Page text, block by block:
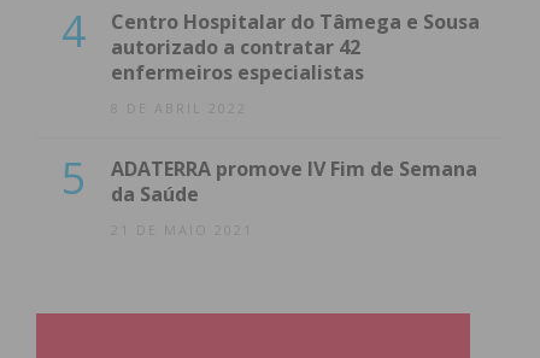
4
Centro Hospitalar do Tâmega e Sousa
autorizado a contratar 42
enfermeiros especialistas
8 DE ABRIL 2022
5
ADATERRA promove IV Fim de Semana
da Saúde
21 DE MAIO 2021